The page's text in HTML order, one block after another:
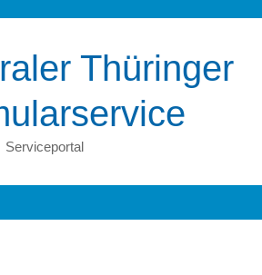
Thüringer
Serviceportal